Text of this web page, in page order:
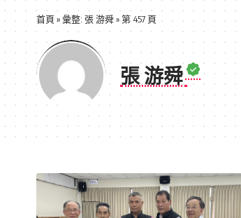
首頁 »彙整: 張 游舜»第 457 頁
張 游舜